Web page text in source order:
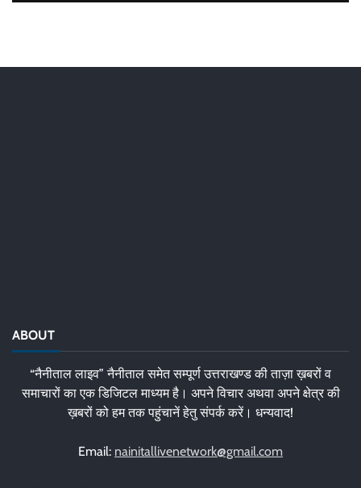
ABOUT
“नैनीताल लाइव” नैनीताल समेत सम्पूर्ण उत्तराखण्ड की ताज़ा ख़बरों व
समाचारों का एक डिजिटल माध्यम है। अपने विचार अथवा अपने क्षेत्र की
ख़बरों को हम तक पहुंचानें हेतु संपर्क करें। धन्यवाद!
Email: nainitallivenetwork@gmail.com